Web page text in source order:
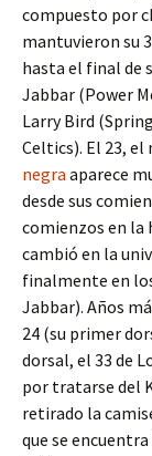
compuesto por
mantuvieron su
hasta el final de
Jabbar (Power
Larry Bird
Celtics). El 23, el
negra aparece
desde sus
comienzos en la
cambió en la
finalmente en
Jabbar). Años
24 (su primer
dorsal, el 33 de
por tratarse del
retirado la
que se